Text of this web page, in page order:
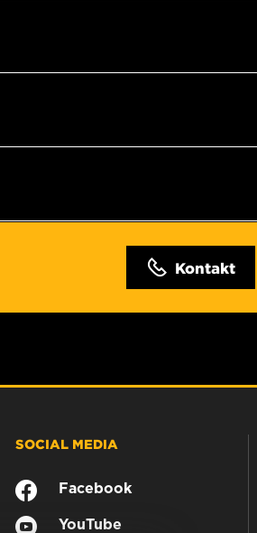
Kontakt
SOCIAL MEDIA
Facebook
YouTube